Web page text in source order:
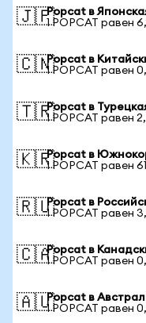
🇯🇵Popcat в
1 POPCAT равен
🇨🇳Popcat в
1 POPCAT равен
🇹🇷Popcat в
1 POPCAT равен
🇰🇷Popcat в
1 POPCAT равен
🇷🇺Popcat в
1 POPCAT равен
🇨🇦Popcat в
1 POPCAT равен
🇦🇺Popcat в
1 POPCAT равен